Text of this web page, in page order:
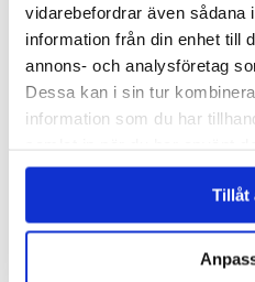
vidarebefordrar även sådana
information från din enhet till
annons- och analysföretag
Dessa kan i sin tur
information som du har
Tillåt
- IP68 dammtät och vattentålig
Kommunikation
- WLAN: Wi-Fi 802.11 a/b/g/n/ac/6e/7,
- Positionering: GPS (L1+L5),
- NFC
Skärm
- Typ: LTPO AMOLED, 68B färger,
- Skydd: Splittersäkert glas (2024